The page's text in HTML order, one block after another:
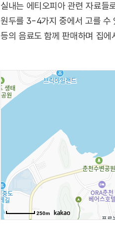
실내는 에티오피아 관련 자료들
원두를 3-4가지 중에서 고를 수
등의 음료도 함께 판매하며 집
250m